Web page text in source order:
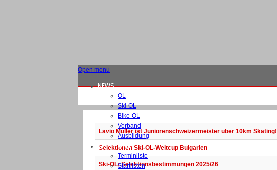
Open menu
NEWS
OL
Ski-OL
Bike-OL
Verband
Ausbildung
WETTKÄMPFE
Terminliste
Startlisten
Lavio Müller ist Juniorenschweizermeister über 10km Skating!
Selektionen Ski-OL-Weltcup Bulgarien
Ski-OL: Selektionsbestimmungen 2025/26